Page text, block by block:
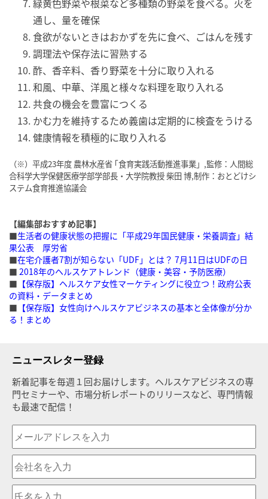
通し、量を確保
食欲がないときはおかずを先に食べ、ごはんを残す
調理法や保存法に習熟する
酢、香辛料、香り野菜を十分に取り入れる
和風、中華、洋風と様々な料理を取り入れる
共食の機会を豊富につくる
かむ力を維持するため義歯は定期的に検査をうける
健康情報を積極的に取り入れる
（※）平成23年度 農林水産省 ｢食育実践活動推進事業｣ ,監修：人間総
合科学大学保健医療学部学部長・大学院教授 柴田 博,制作：おとどけシ
ステム食育推進協議会
【編集部おすすめ記事】
■生活者の健康状態の把握に「平成29年国民健康・栄養調査」結
果公表 厚労省
■在宅介護者7割が知らない「UDF」とは？ 7月11日はUDFの日
■ 2018年のヘルスケアトレンド（健康・美容・予防医療）
■ 【保存版】ヘルスケア女性マーケティングに役立つ！政府公表
の資料・データまとめ
■ 【保存版】女性向けヘルスケアビジネスの基本と全体像が分か
る！まとめ
ニュースレター登録
新着記事を毎週１回お届けします。ヘルスケアビジネスの専
門セミナーや、市場分析レポートのリリースなど、専門情報
も最速で配信！